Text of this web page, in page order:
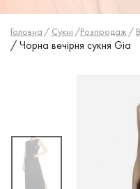
Головна / Сукнi /Розпродаж /
/Чорна вечірня сукня Gia